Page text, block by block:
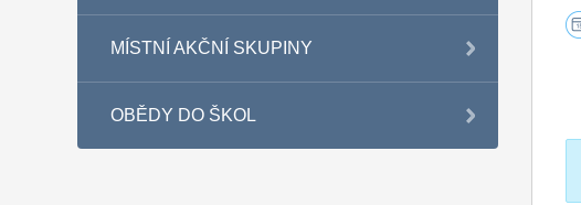
MÍSTNÍ AKČNÍ SKUPINY
OBĚDY DO ŠKOL